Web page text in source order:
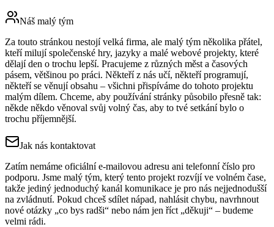
Náš malý tým
Za touto stránkou nestojí velká firma, ale malý tým několika přátel,
kteří milují společenské hry, jazyky a malé webové projekty, které
dělají den o trochu lepší. Pracujeme z různých měst a časových
pásem, většinou po práci. Někteří z nás učí, někteří programují,
někteří se věnují obsahu – všichni přispíváme do tohoto projektu
malým dílem. Chceme, aby používání stránky působilo přesně tak:
někde někdo věnoval svůj volný čas, aby to tvé setkání bylo o
trochu příjemnější.
Jak nás kontaktovat
Zatím nemáme oficiální e‑mailovou adresu ani telefonní číslo pro
podporu. Jsme malý tým, který tento projekt rozvíjí ve volném čase,
takže jediný jednoduchý kanál komunikace je pro nás nejjednodušší
na zvládnutí. Pokud chceš sdílet nápad, nahlásit chybu, navrhnout
nové otázky „co bys radši“ nebo nám jen říct „děkuji“ – budeme
velmi rádi.